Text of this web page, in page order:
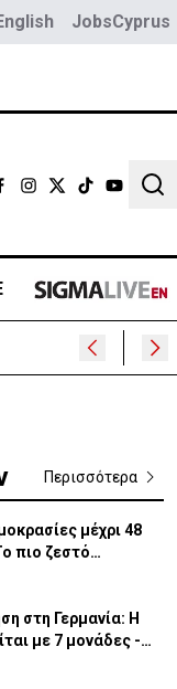
JobsCyprus
Περισσότερα
μέχρι 48
πιο ζεστό
100 χρόνων
στη Γερμανία: Η
με 7 μονάδες -
διαφορά